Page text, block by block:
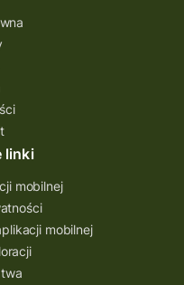
Arboretum
linki
mobilnej
mobilnej